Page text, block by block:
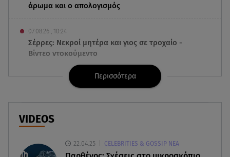
άρωμα και ο απολογισμός
07.08.26 , 10:24
Σέρρες: Νεκροί μητέρα και γιος σε τροχαίο -
Βίντεο ντοκούμεντο
Έξαλλη με θαμώνα η Ιουλία Καλλιμάνη: «Εσένα
σ’ αρέσει αυτό;»
07.08.26 , 10:05
DS N°7 ÉLYSÉE: Για τον πρόεδρο της Γαλλικής
Δημοκρατίας
Περισσότερα
VIDEOS
22.04.25 CELEBRITIES & GOSSIP ΝΕΑ